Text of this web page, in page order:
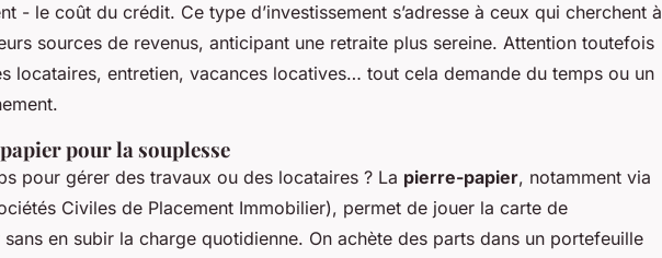
- le coût du crédit. Ce type d’investissement s’adresse à ceux qui cherchent à
sources de revenus, anticipant une retraite plus sereine. Attention toutefois
locataires, entretien, vacances locatives… tout cela demande du temps ou un
pour la souplesse
pour gérer des travaux ou des locataires ? La pierre-papier, notamment via
Civiles de Placement Immobilier), permet de jouer la carte de
sans en subir la charge quotidienne. On achète des parts dans un portefeuille